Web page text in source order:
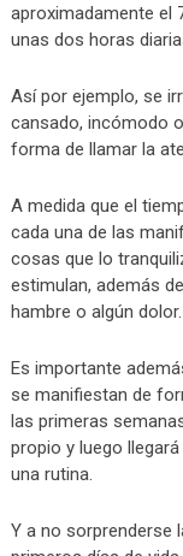
aproximadamente el
unas dos horas
Así por ejemplo, se
cansado, incómodo
forma de llamar la
A medida que el
cada una de las
cosas que lo
estimulan, además
hambre o algún dolor.
Es importante
se manifiestan de
las primeras
propio y luego
una rutina.
Y a no sorprenderse